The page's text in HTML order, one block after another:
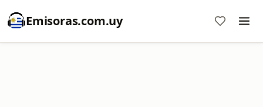
Emisoras.com.uy